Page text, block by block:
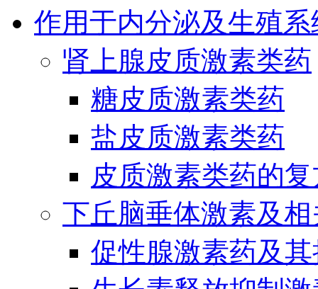
作用于内分泌及生殖
肾上腺皮质激素类药
糖皮质激素类药
盐皮质激素类药
皮质激素类药的
下丘脑垂体激素及
促性腺激素药及